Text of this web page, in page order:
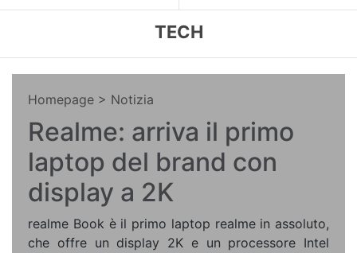
TECH
Homepage > Notizia
Realme: arriva il primo
laptop del brand con
display a 2K
realme Book è il primo laptop realme in assoluto,
che offre un display 2K e un processore Intel